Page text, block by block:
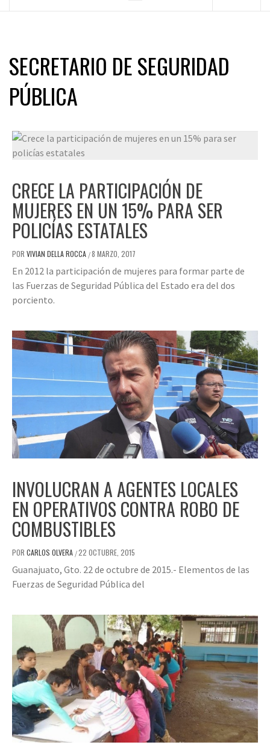
SECRETARIO DE SEGURIDAD
PÚBLICA
CRECE LA PARTICIPACIÓN DE
MUJERES EN UN 15% PARA SER
POLICÍAS ESTATALES
POR VIVIAN DELLA ROCCA /8 MARZO, 2017
En 2012 la participación de mujeres para formar parte de
las Fuerzas de Seguridad Pública del Estado era del dos
porciento.
INVOLUCRAN A AGENTES LOCALES
EN OPERATIVOS CONTRA ROBO DE
COMBUSTIBLES
POR CARLOS OLVERA /22 OCTUBRE, 2015
Guanajuato, Gto. 22 de octubre de 2015.- Elementos de las
Fuerzas de Seguridad Pública del